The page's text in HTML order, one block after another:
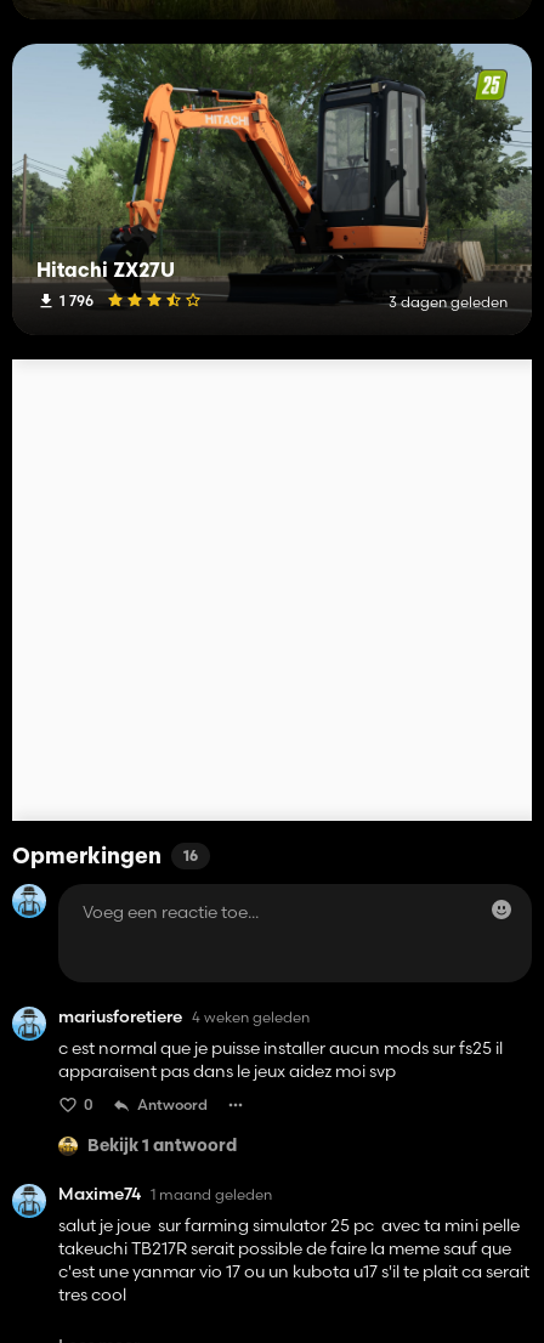
Hitachi ZX27U
1 796 3 dagen geleden
Opmerkingen 16
mariusforetiere 4 weken geleden
c est normal que je puisse installer aucun mods sur fs25 il
apparaisent pas dans le jeux aidez moi svp
0 Antwoord
Bekijk 1 antwoord
Maxime74 1 maand geleden
salut je joue sur farming simulator 25 pc avec ta mini pelle
takeuchi TB217R serait possible de faire la meme sauf que
c'est une yanmar vio 17 ou un kubota u17 s'il te plait ca serait
tres cool